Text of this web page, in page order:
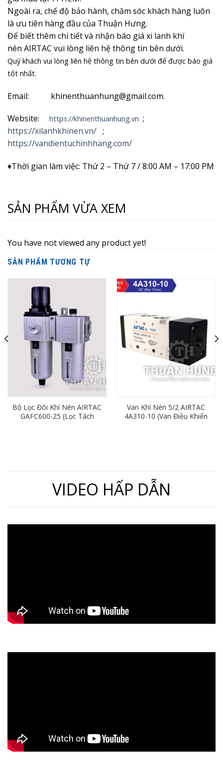
Ngoài ra, chế độ bảo hành, chăm sóc khách hàng luôn
là ưu tiên hàng đầu của Thuận Hưng.
Để biết thêm chi tiết và nhận báo giá xi lanh khí
nén AIRTAC vui lòng liên hệ thông tin bên dưới.
Quý khách vui lòng liên hệ thông tin bên dưới để được báo giá
tốt nhất.
Email: khinenthuanhung@gmail.com.
Website: https://khinenthuanhung.vn ;
https://xilanhkhinen.vn/ ;
https://vandientuchinhhang.com/
♦Thời gian làm việc: Thứ 2 – Thứ 7 / 8:00 AM – 17:00 PM
SẢN PHẨM VỪA XEM
You have not viewed any product yet!
SẢN PHẨM TƯƠNG TỰ
Bộ Lọc Đôi Khí Nén AIRTAC
GAFC600-25 (Lọc Tách
Van Khí Nén 5/2 AIRTAC
4A310-10 (Van Điều Khiển
VIDEO HẤP DẪN